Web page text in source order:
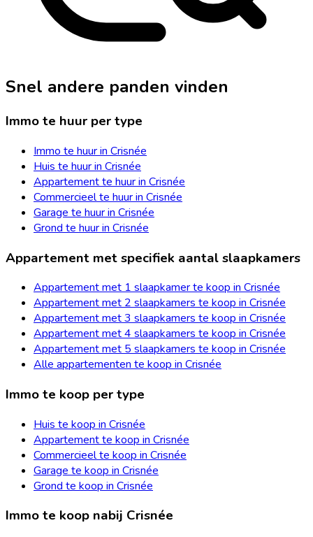
Snel andere panden vinden
Immo te huur per type
Immo te huur in Crisnée
Huis te huur in Crisnée
Appartement te huur in Crisnée
Commercieel te huur in Crisnée
Garage te huur in Crisnée
Grond te huur in Crisnée
Appartement met specifiek aantal slaapkamers
Appartement met 1 slaapkamer te koop in Crisnée
Appartement met 2 slaapkamers te koop in Crisnée
Appartement met 3 slaapkamers te koop in Crisnée
Appartement met 4 slaapkamers te koop in Crisnée
Appartement met 5 slaapkamers te koop in Crisnée
Alle appartementen te koop in Crisnée
Immo te koop per type
Huis te koop in Crisnée
Appartement te koop in Crisnée
Commercieel te koop in Crisnée
Garage te koop in Crisnée
Grond te koop in Crisnée
Immo te koop nabij Crisnée